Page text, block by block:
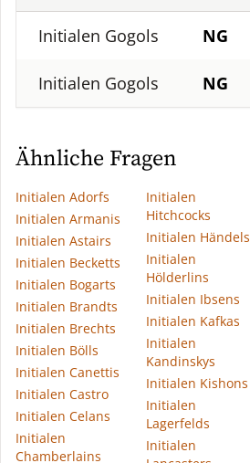
Initialen Gogols NG
Initialen Gogols NG
Ähnliche Fragen
Initialen Adorfs
Initialen Armanis
Initialen Astairs
Initialen Becketts
Initialen Bogarts
Initialen Brandts
Initialen Brechts
Initialen Bölls
Initialen Canettis
Initialen Castro
Initialen Celans
Initialen
Chamberlains
Initialen
Hitchcocks
Initialen Händels
Initialen
Hölderlins
Initialen Ibsens
Initialen Kafkas
Initialen
Kandinskys
Initialen Kishons
Initialen
Lagerfelds
Initialen